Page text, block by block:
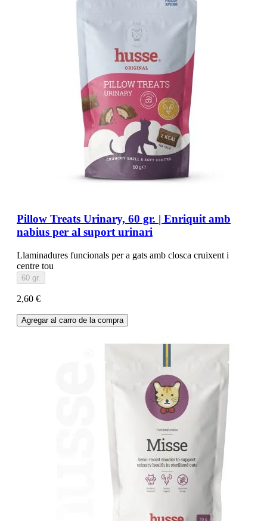
Pillow Treats Urinary, 60 gr. | Enriquit amb
nabius per al suport urinari
Llaminadures funcionals per a gats amb closca cruixent i
centre tou
60 gr.
2,60 €
Agregar al carro de la compra